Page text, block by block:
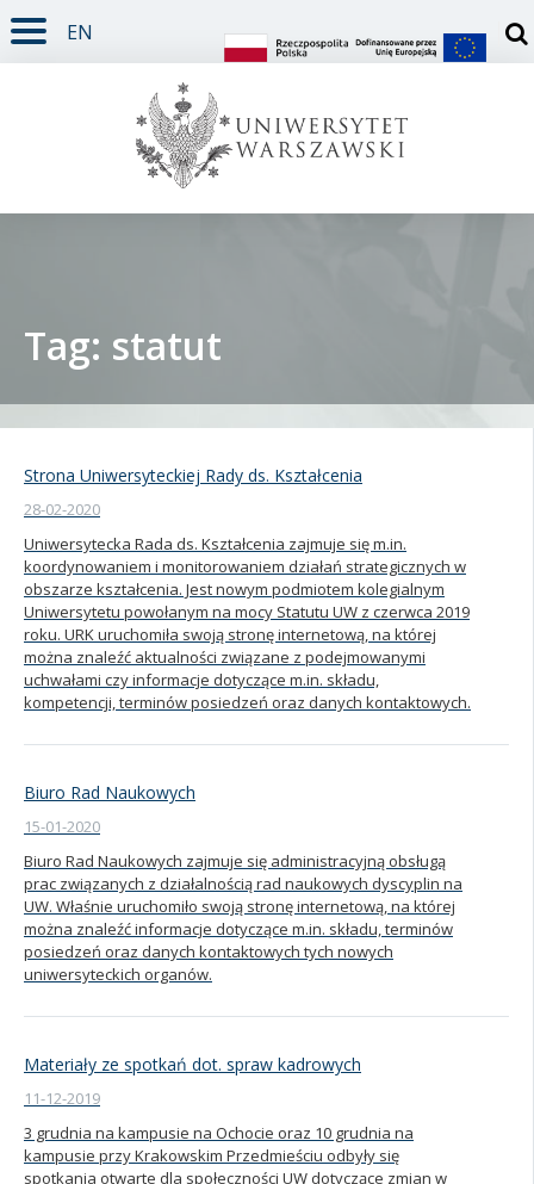
TREŚĆ STRONY
MENU GŁÓWNE
WYSZUKIWARKA
SOCIAL MEDIA
STOPKA STRONY
EN
Student
Pracownik
Kandydat
Absolwent
Tag: statut
Strona Uniwersyteckiej Rady ds. Kształcenia
28-02-2020
Uniwersytecka Rada ds. Kształcenia zajmuje się m.in.
koordynowaniem i monitorowaniem działań strategicznych w
obszarze kształcenia. Jest nowym podmiotem kolegialnym
Uniwersytetu powołanym na mocy Statutu UW z czerwca 2019
roku. URK uruchomiła swoją stronę internetową, na której
można znaleźć aktualności związane z podejmowanymi
uchwałami czy informacje dotyczące m.in. składu,
kompetencji, terminów posiedzeń oraz danych kontaktowych.
Biuro Rad Naukowych
15-01-2020
Biuro Rad Naukowych zajmuje się administracyjną obsługą
prac związanych z działalnością rad naukowych dyscyplin na
UW. Właśnie uruchomiło swoją stronę internetową, na której
można znaleźć informacje dotyczące m.in. składu, terminów
posiedzeń oraz danych kontaktowych tych nowych
uniwersyteckich organów.
Materiały ze spotkań dot. spraw kadrowych
11-12-2019
3 grudnia na kampusie na Ochocie oraz 10 grudnia na
kampusie przy Krakowskim Przedmieściu odbyły się
spotkania otwarte dla społeczności UW dotyczące zmian w